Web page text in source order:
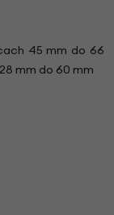
45 mm do 66
mm do 60 mm